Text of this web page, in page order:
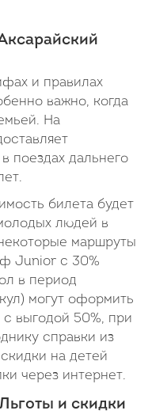
и правилах
важно, когда
На
поездах дальнего
билета будет
людей в
маршруты
Junior c 30%
в период
могут оформить
выгодой 50%, при
справки из
на детей
через интернет.
и скидки